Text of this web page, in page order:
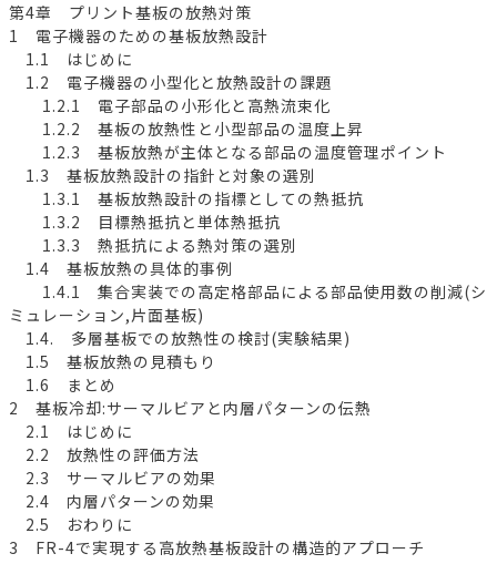
第4章 プリント基板の放熱対策
1 電子機器のための基板放熱設計
1.1 はじめに
1.2 電子機器の小型化と放熱設計の課題
1.2.1 電子部品の小形化と高熱流束化
1.2.2 基板の放熱性と小型部品の温度上昇
1.2.3 基板放熱が主体となる部品の温度管理ポイント
1.3 基板放熱設計の指針と対象の選別
1.3.1 基板放熱設計の指標としての熱抵抗
1.3.2 目標熱抵抗と単体熱抵抗
1.3.3 熱抵抗による熱対策の選別
1.4 基板放熱の具体的事例
1.4.1 集合実装での高定格部品による部品使用数の削減(シ
ミュレーション,片面基板)
1.4. 多層基板での放熱性の検討(実験結果)
1.5 基板放熱の見積もり
1.6 まとめ
2 基板冷却:サーマルビアと内層パターンの伝熱
2.1 はじめに
2.2 放熱性の評価方法
2.3 サーマルビアの効果
2.4 内層パターンの効果
2.5 おわりに
3 FR-4で実現する高放熱基板設計の構造的アプローチ